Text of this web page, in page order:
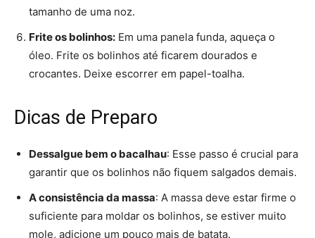
tamanho de uma noz.
Frite os bolinhos: Em uma panela funda, aqueça o
óleo. Frite os bolinhos até ficarem dourados e
crocantes. Deixe escorrer em papel-toalha.
Dicas de Preparo
Dessalgue bem o bacalhau: Esse passo é crucial para
garantir que os bolinhos não fiquem salgados demais.
A consistência da massa: A massa deve estar firme o
suficiente para moldar os bolinhos, se estiver muito
mole, adicione um pouco mais de batata.